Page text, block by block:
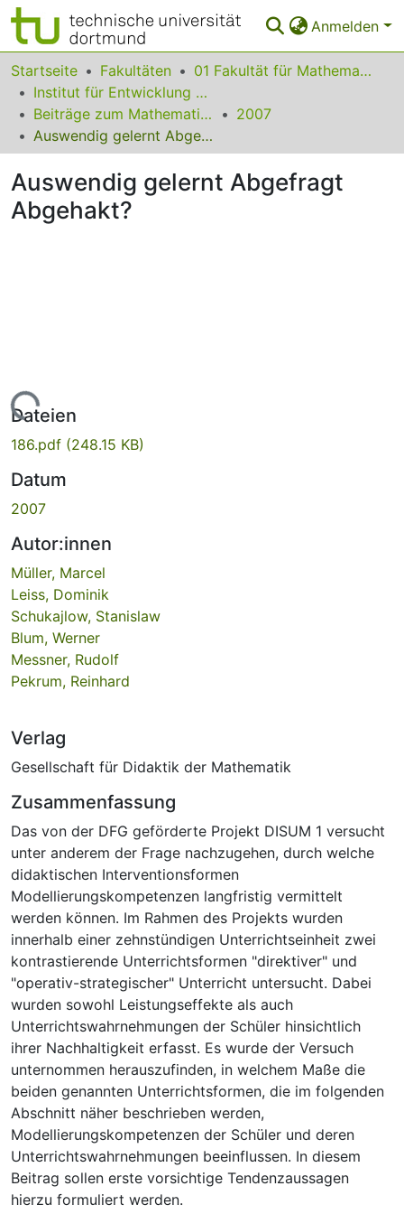
Anmelden
Bereiche & Sammlungen
Das gesamte Repositorium
Statistiken
FAQ
Leitlinien
Startseite Fakultäten
01 Fakultät für Mathematik
Institut für Entwicklung und Erforschung des Mathematikunterrichts
Beiträge zum Mathematikunterricht
2007
Auswendig gelernt Abgefragt Abgehakt?
Auswendig gelernt Abgefragt
Abgehakt?
Lade...
Dateien
186.pdf (248.15 KB)
Datum
2007
Autor:innen
Müller, Marcel
Leiss, Dominik
Schukajlow, Stanislaw
Blum, Werner
Messner, Rudolf
Pekrum, Reinhard
Verlag
Gesellschaft für Didaktik der Mathematik
Zusammenfassung
Das von der DFG geförderte Projekt DISUM 1 versucht
unter anderem der Frage nachzugehen, durch welche
didaktischen Interventionsformen
Modellierungskompetenzen langfristig vermittelt
werden können. Im Rahmen des Projekts wurden
innerhalb einer zehnstündigen Unterrichtseinheit zwei
kontrastierende Unterrichtsformen "direktiver" und
"operativ-strategischer" Unterricht untersucht. Dabei
wurden sowohl Leistungseffekte als auch
Unterrichtswahrnehmungen der Schüler hinsichtlich
ihrer Nachhaltigkeit erfasst. Es wurde der Versuch
unternommen herauszufinden, in welchem Maße die
beiden genannten Unterrichtsformen, die im folgenden
Abschnitt näher beschrieben werden,
Modellierungskompetenzen der Schüler und deren
Unterrichtswahrnehmungen beeinflussen. In diesem
Beitrag sollen erste vorsichtige Tendenzaussagen
hierzu formuliert werden.